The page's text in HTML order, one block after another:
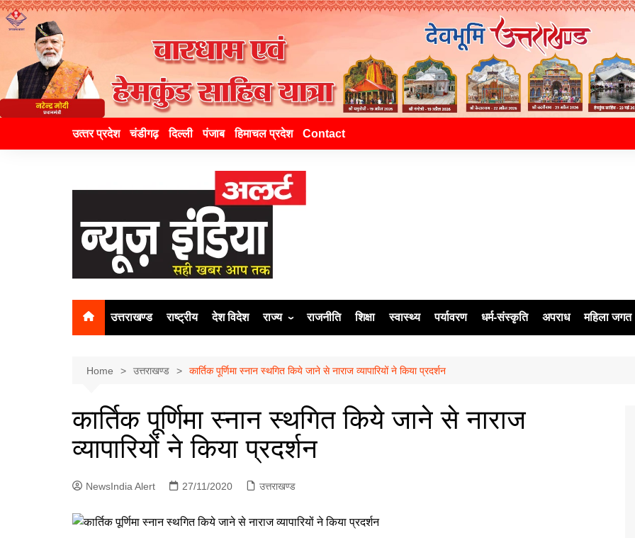
उत्‍तर प्रदेश चंडीगढ़ दिल्ली पंजाब हिमाचल प्रदेश Contact
उत्तराखण्ड राष्ट्रीय देश विदेश राज्य
दिल्ली
पंजाब
चंडीगढ़
राजनीति शिक्षा स्वास्थ्य पर्यावरण धर्म-संस्कृति अपराध महिला जगत
Home उत्तराखण्ड कार्तिक पूर्णिमा स्नान स्थगित किये जाने से नाराज व्यापारियों ने किया प्रदर्शन
कार्तिक पूर्णिमा स्नान स्थगित किये जाने से नाराज
व्यापारियों ने किया प्रदर्शन
NewsIndia Alert 27/11/2020 उत्तराखण्ड